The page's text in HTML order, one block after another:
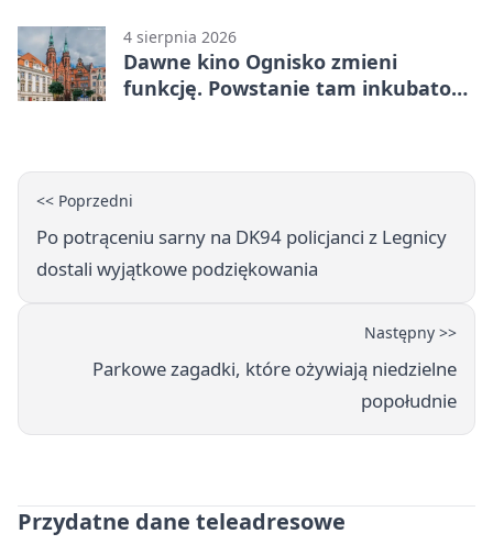
4 sierpnia 2026
Dawne kino Ognisko zmieni
funkcję. Powstanie tam inkubator
<< Poprzedni
Po potrąceniu sarny na DK94 policjanci z Legnicy
dostali wyjątkowe podziękowania
Następny >>
Parkowe zagadki, które ożywiają niedzielne
popołudnie
Przydatne dane teleadresowe